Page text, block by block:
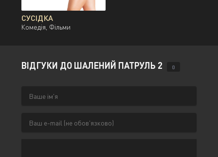
СУСІДКА
Комедія, Фільми
ВІДГУКИ ДО ШАЛЕНИЙ ПАТРУЛЬ 2 0